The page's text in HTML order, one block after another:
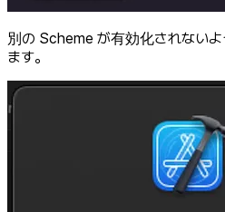
別の Scheme が有効化されない
ます。